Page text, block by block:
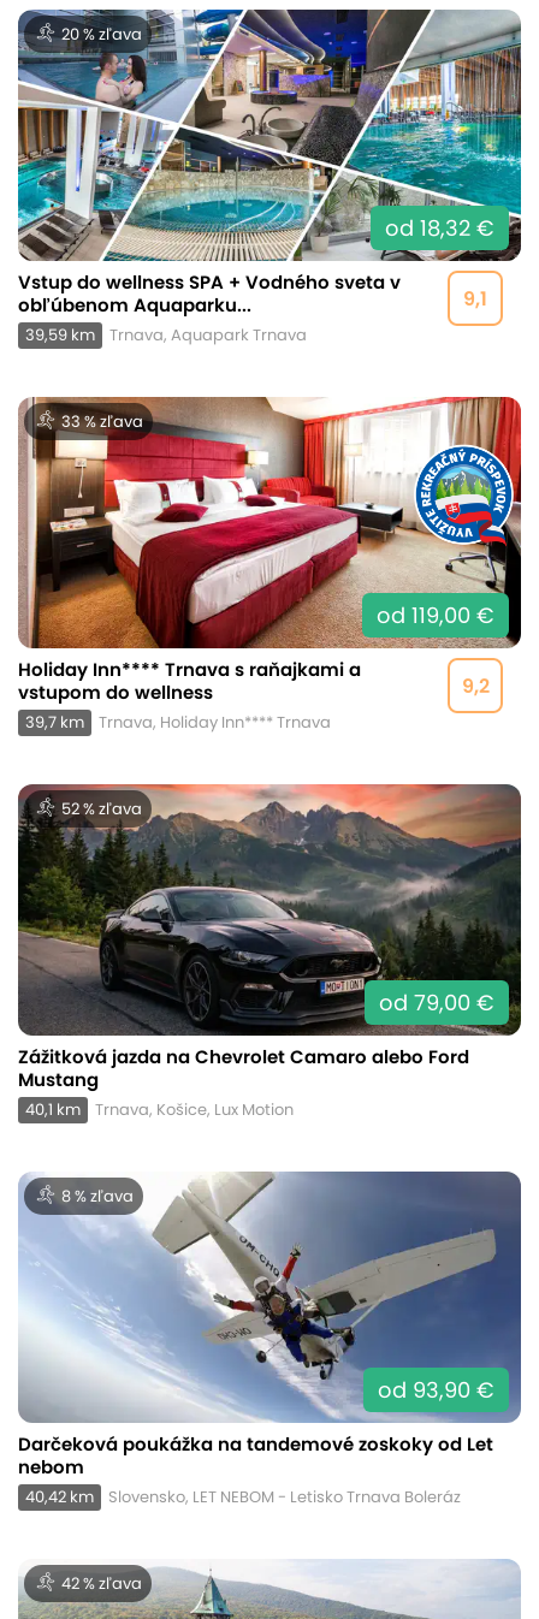
20 % zľava
od 18,32 €
9,1
Vstup do wellness SPA + Vodného sveta v
obľúbenom Aquaparku...
39,59 km Trnava, Aquapark Trnava
33 % zľava
od 119,00 €
9,2
Holiday Inn**** Trnava s raňajkami a
vstupom do wellness
39,7 km Trnava, Holiday Inn**** Trnava
52 % zľava
od 79,00 €
Zážitková jazda na Chevrolet Camaro alebo Ford
Mustang
40,1 km Trnava, Košice, Lux Motion
8 % zľava
od 93,90 €
Darčeková poukážka na tandemové zoskoky od Let
nebom
40,42 km Slovensko, LET NEBOM - Letisko Trnava Boleráz
42 % zľava